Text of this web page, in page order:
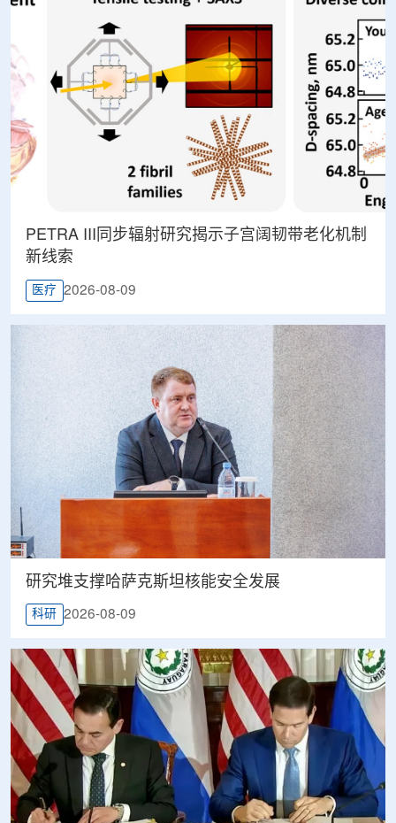
PETRA III同步辐射研究揭示子宫阔韧带老化机制
新线索
医疗 2026-08-09
研究堆支撑哈萨克斯坦核能安全发展
科研 2026-08-09